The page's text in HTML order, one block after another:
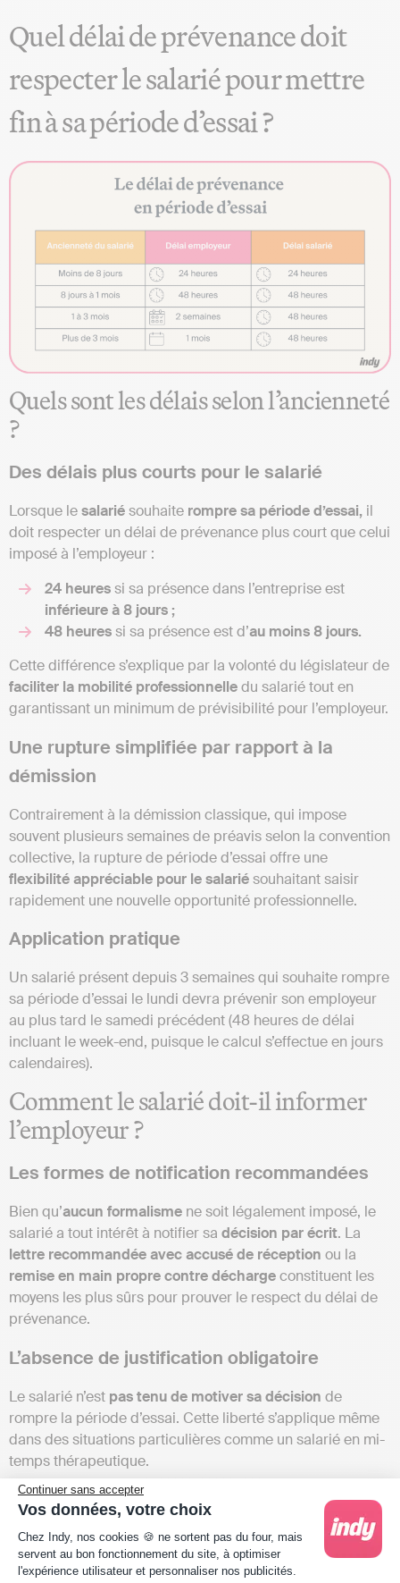
Continuer sans accepter
Vos données, votre choix
Plateforme de Gestion du Consentement :
Chez Indy, nos cookies 🍪 ne sortent pas du four, mais
servent au bon fonctionnement du site, à optimiser
l'expérience utilisateur et personnaliser nos publicités.
Quel délai de prévenance doit
respecter le salarié pour mettre
fin à sa période d’essai ?
Quels sont les délais selon l’ancienneté
?
Des délais plus courts pour le salarié
Lorsque lesalariésouhaite rompre sa période d’essai, il
doit respecter un délai de prévenance plus court que celui
imposé à l’employeur :
24 heuressi sa présence dans l’entreprise est
inférieure à 8 jours ;
48 heuressi sa présence est d’au moins 8 jours.
Cette différence s’explique par la volonté du législateur de
faciliter la mobilité professionnelledu salarié tout en
garantissant un minimum de prévisibilité pour l’employeur.
Une rupture simplifiée par rapport à la
démission
Contrairement à la démission classique, qui impose
souvent plusieurs semaines de préavis selon la convention
collective, la rupture de période d’essai offre une
flexibilité appréciable pour le salariésouhaitant saisir
rapidement une nouvelle opportunité professionnelle.
Application pratique
Un salarié présent depuis 3 semaines qui souhaite rompre
sa période d’essai le lundi devra prévenir son employeur
au plus tard le samedi précédent (48 heures de délai
incluant le week-end, puisque le calcul s’effectue en jours
calendaires).
Comment le salarié doit-il informer
l’employeur ?
Les formes de notification recommandées
Bien qu’aucun formalisme ne soit légalement imposé, le
salarié a tout intérêt à notifier sa décision par écrit. La
lettre recommandée avec accusé de réception ou la
remise en main propre contre déchargeconstituent les
moyens les plus sûrs pour prouver le respect du délai de
prévenance.
L’absence de justification obligatoire
Le salarié n’est pas tenu de motiver sa décision de
rompre la période d’essai. Cette liberté s’applique même
dans des situations particulières comme un salarié en mi-
temps thérapeutique.
Les impacts sur les droits sociaux
La rupture de la période d’essai à l’initiative du salarié
s’apparente à une démissionconcernant les droits au